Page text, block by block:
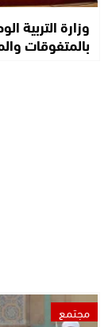
وزارة التربية
بالمتفوقات
مجتمع